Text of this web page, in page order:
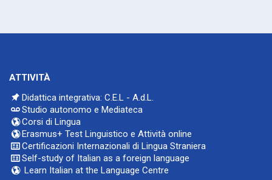
ATTIVITÀ
Didattica integrativa: C.E.L - A.d.L.
Studio autonomo e Mediateca
Corsi di Lingua
Erasmus+ Test Linguistico e Attività online
Certificazioni Internazionali di Lingua Straniera
Self-study of Italian as a foreign language
Learn Italian at the Language Centre